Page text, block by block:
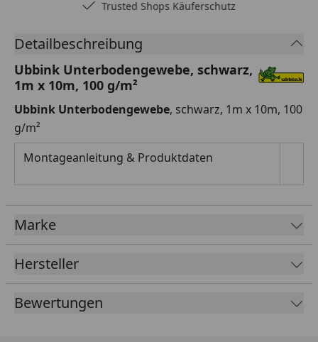
Trusted Shops Käuferschutz
Detailbeschreibung
Ubbink Unterbodengewebe, schwarz,
1m x 10m, 100 g/m²
Ubbink Unterbodengewebe, schwarz, 1m x 10m, 100
g/m²
Montageanleitung & Produktdaten
Marke
Hersteller
Bewertungen